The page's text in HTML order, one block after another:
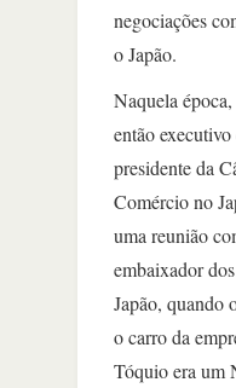
negociações
o Japão.
Naquela
então
presidente da
Comércio no
uma reunião
embaixador
Japão, quando
o carro da
Tóquio era um